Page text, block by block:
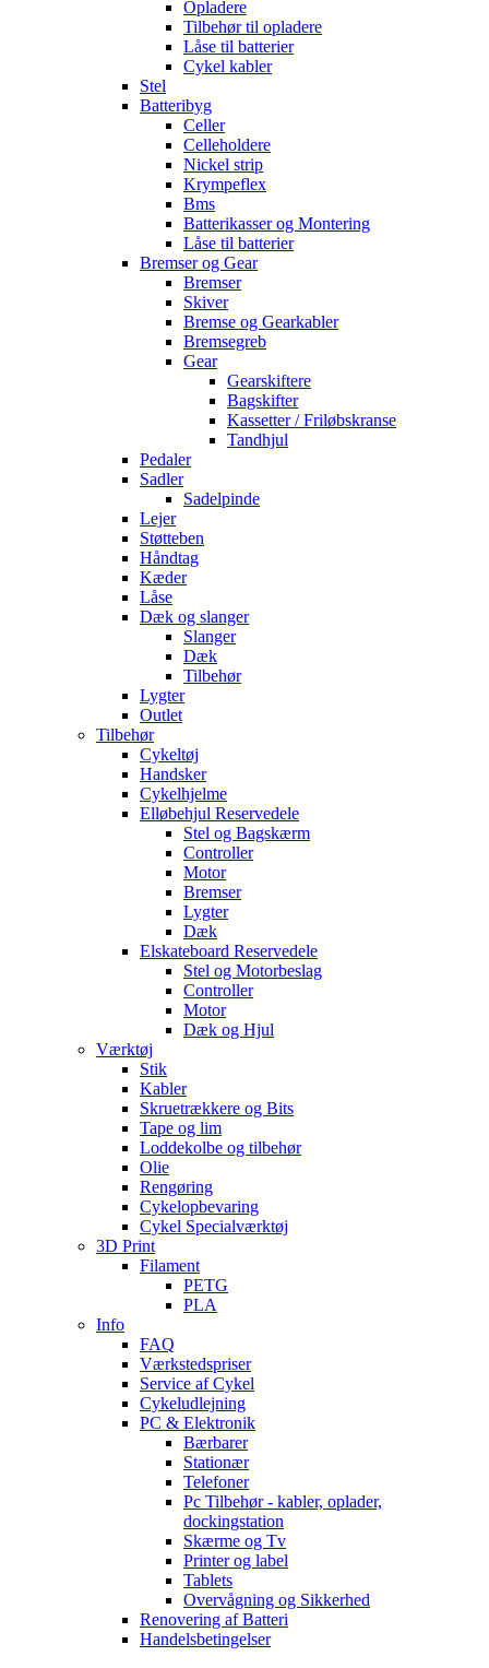
Opladere
Tilbehør til opladere
Låse til batterier
Cykel kabler
Stel
Batteribyg
Celler
Celleholdere
Nickel strip
Krympeflex
Bms
Batterikasser og Montering
Låse til batterier
Bremser og Gear
Bremser
Skiver
Bremse og Gearkabler
Bremsegreb
Gear
Gearskiftere
Bagskifter
Kassetter / Friløbskranse
Tandhjul
Pedaler
Sadler
Sadelpinde
Lejer
Støtteben
Håndtag
Kæder
Låse
Dæk og slanger
Slanger
Dæk
Tilbehør
Lygter
Outlet
Tilbehør
Cykeltøj
Handsker
Cykelhjelme
Elløbehjul Reservedele
Stel og Bagskærm
Controller
Motor
Bremser
Lygter
Dæk
Elskateboard Reservedele
Stel og Motorbeslag
Controller
Motor
Dæk og Hjul
Værktøj
Stik
Kabler
Skruetrækkere og Bits
Tape og lim
Loddekolbe og tilbehør
Olie
Rengøring
Cykelopbevaring
Cykel Specialværktøj
3D Print
Filament
PETG
PLA
Info
FAQ
Værkstedspriser
Service af Cykel
Cykeludlejning
PC & Elektronik
Bærbarer
Stationær
Telefoner
Pc Tilbehør - kabler, oplader,
dockingstation
Skærme og Tv
Printer og label
Tablets
Overvågning og Sikkerhed
Renovering af Batteri
Handelsbetingelser